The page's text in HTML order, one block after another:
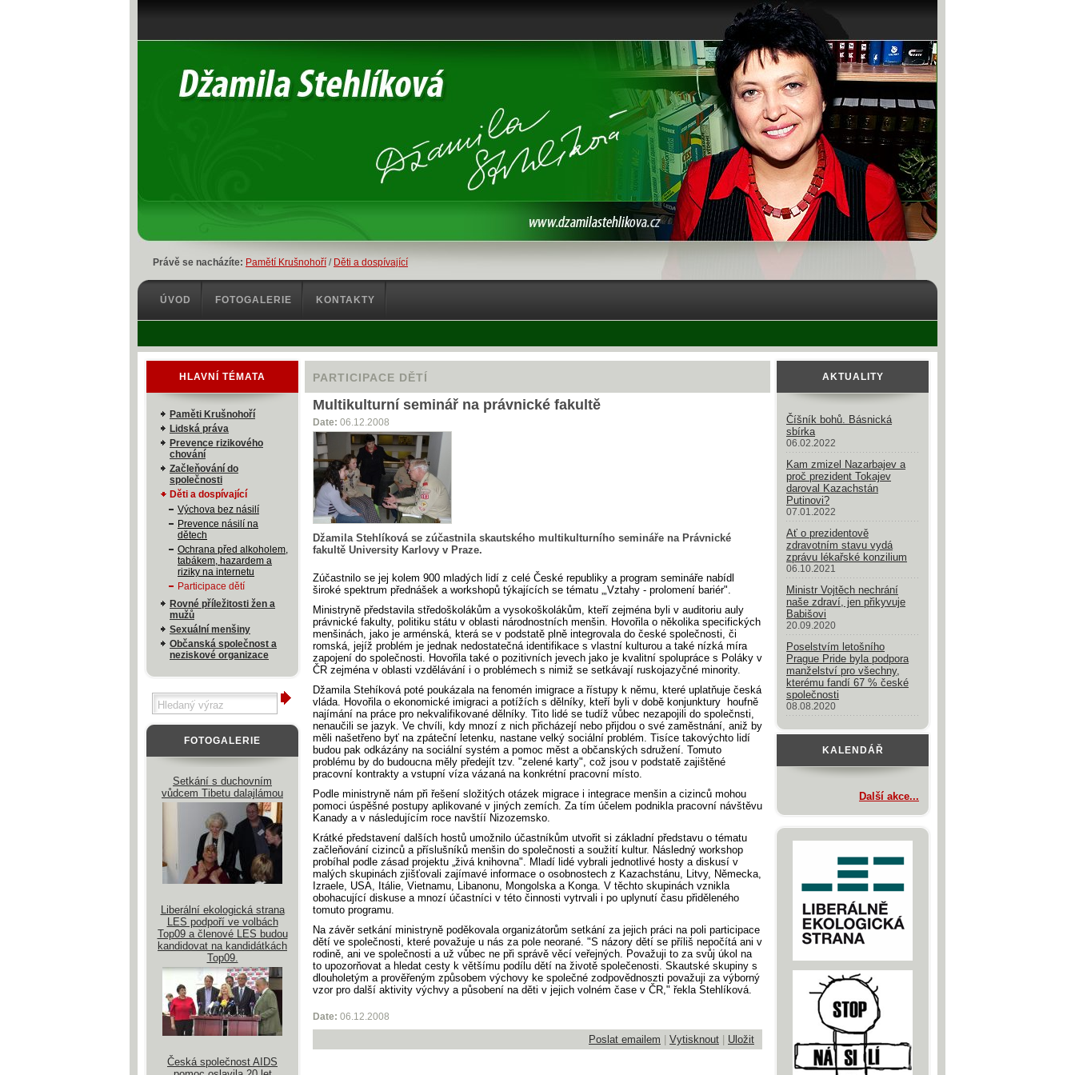
Právě se nacházíte: Pamětí Krušnohoří / Děti a dospívající
PARTICIPACE DĚTÍ
Multikulturní seminář na právnické fakultě
Date: 06.12.2008
Džamila Stehlíková se zúčastnila skautského multikulturního semináře na Právnické
fakultě University Karlovy v Praze.
Zúčastnilo se jej kolem 900 mladých lidí z celé České republiky a program semináře nabídl
široké spektrum přednášek a workshopů týkajících se tématu „‚Vztahy - prolomení bariér".
Ministryně představila středoškolákům a vysokoškolákům, kteří zejména byli v auditoriu auly
právnické fakulty, politiku státu v oblasti národnostních menšin. Hovořila o několika specifických
menšinách, jako je arménská, která se v podstatě plně integrovala do české společnosti, či
romská, jejíž problém je jednak nedostatečná identifikace s vlastní kulturou a také nízká míra
zapojení do společnosti. Hovořila také o pozitivních jevech jako je kvalitní spolupráce s Poláky v
ČR zejména v oblasti vzdělávání i o problémech s nimiž se setkávají ruskojazyčné minority.
Džamila Stehíková poté poukázala na fenomén imigrace a řístupy k němu, které uplatňuje česká
vláda. Hovořila o ekonomické imigraci a potížích s dělníky, kteří byli v době konjunktury houfně
najímání na práce pro nekvalifikované dělníky. Tito lidé se tudíž vůbec nezapojili do společnsti,
nenaučili se jazyk. Ve chvíli, kdy mnozí z nich přicházejí nebo přijdou o své zaměstnání, aniž by
měli našetřeno byť na zpáteční letenku, nastane velký sociální problém. Tisíce takovýchto lidí
budou pak odkázány na sociální systém a pomoc měst a občanských sdružení. Tomuto
problému by do budoucna měly předejít tzv. "zelené karty", což jsou v podstatě zajištěné
pracovní kontrakty a vstupní víza vázaná na konkrétní pracovní místo.
Podle ministryně nám při řešení složitých otázek migrace i integrace menšin a cizinců mohou
pomoci úspěšné postupy aplikované v jiných zemích. Za tím účelem podnikla pracovní návštěvu
Kanady a v následujícím roce navštíí Nizozemsko.
Krátké představení dalších hostů umožnilo účastníkům utvořit si základní představu o tématu
začleňování cizinců a příslušníků menšin do společnosti a soužití kultur. Následný workshop
probíhal podle zásad projektu „živá knihovna". Mladí lidé vybrali jednotlivé hosty a diskusí v
malých skupinách zjišťovali zajímavé informace o osobnostech z Kazachstánu, Litvy, Německa,
Izraele, USA, Itálie, Vietnamu, Libanonu, Mongolska a Konga. V těchto skupinách vznikla
obohacující diskuse a mnozí účastníci v této činnosti vytrvali i po uplynutí času přiděleného
tomuto programu.
Na závěr setkání ministryně poděkovala organizátorům setkání za jejich práci na poli participace
dětí ve společnosti, které považuje u nás za pole neorané. "S názory dětí se příliš nepočítá ani v
rodině, ani ve společnosti a už vůbec ne při správě věcí veřejných. Považuji to za svůj úkol na
to upozorňovat a hledat cesty k většímu podílu dětí na životě společenosti. Skautské skupiny s
dlouholetým a prověřeným způsobem výchovy ke společné zodpovědnoszti považuji za výborný
vzor pro další aktivity výchvy a působení na děti v jejich volném čase v ČR," řekla Stehlíková.
Date: 06.12.2008
Poslat emailem Vytisknout Uložit
HLAVNÍ TÉMATA
Paměti Krušnohoří
Lidská práva
Prevence rizikového
chování
Začleňování do
společnosti
Děti a dospívající
Výchova bez násilí
Prevence násilí na
dětech
Ochrana před alkoholem,
tabákem, hazardem a
riziky na internetu
Participace dětí
Rovné příležitosti žen a
mužů
Sexuální menšiny
Občanská společnost a
neziskové organizace
FOTOGALERIE
Setkání s duchovním
vůdcem Tibetu dalajlámou
Liberální ekologická strana
LES podpoří ve volbách
Top09 a členové LES budou
kandidovat na kandidátkách
Top09.
Česká společnost AIDS
AKTUALITY
Číšník bohů. Básnická
sbírka
06.02.2022
Kam zmizel Nazarbajev a
proč prezident Tokajev
daroval Kazachstán
Putinovi?
07.01.2022
Ať o prezidentově
zdravotním stavu vydá
zprávu lékařské konzilium
06.10.2021
Ministr Vojtěch nechrání
naše zdraví, jen přikyvuje
Babišovi
20.09.2020
Poselstvím letošního
Prague Pride byla podpora
manželství pro všechny,
kterému fandí 67 % české
společnosti
08.08.2020
KALENDÁŘ
Další akce...
ÚVOD FOTOGALERIE KONTAKTY